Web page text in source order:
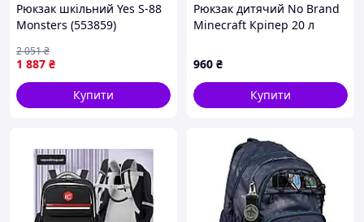
Рюкзак шкільний Yes S-88
Monsters (553859)
1 887 ₴
2 051₴
Купити
Рюкзак дитячий No Brand
Minecraft Кріпер 20 л
2026
960 ₴
Купити